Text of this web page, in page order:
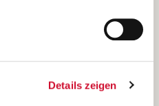
Details zeigen